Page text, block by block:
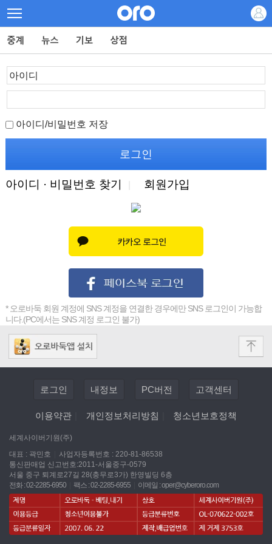
아이디/비밀번호 저장
아이디 · 비밀번호 찾기 회원가입
* 오로바둑 회원 계정에 SNS 계정을 연결한 경우에만 SNS 로그인이 가능합
니다.(PC에서는 SNS 계정 로그인 불가)
로그인 내정보 PC버전 고객센터
이용약관 개인정보처리방침 청소년보호정책
세계사이버기원(주)
대표 : 곽민호
사업자등록번호 : 220-81-86538
통신판매업 신고번호:2011-서울중구-0579
서울 중구 퇴계로27길 28(충무로3가) 한영빌딩 6층
전화 : 02-2285-6950
팩스 : 02-2285-6955 이메일 :oper@cyberoro.com